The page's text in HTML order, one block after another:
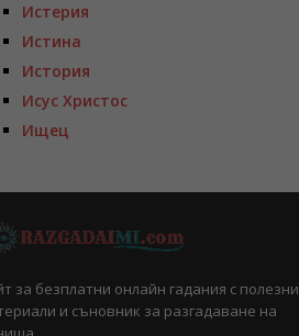
Истерия
Истина
История
Исус Христос
Ищец
за безплатни онлайн гадания с полезни
и съновник за разгадаване на